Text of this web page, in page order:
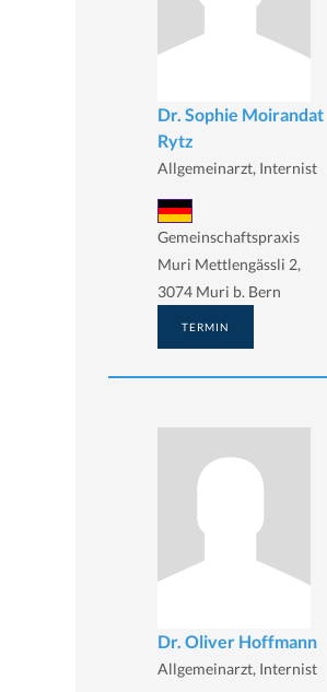
Dr. Sophie Moirandat
Rytz
Allgemeinarzt, Internist
Gemeinschaftspraxis
Muri Mettlengässli 2,
3074 Muri b. Bern
TERMIN
Dr. Oliver Hoffmann
Allgemeinarzt, Internist